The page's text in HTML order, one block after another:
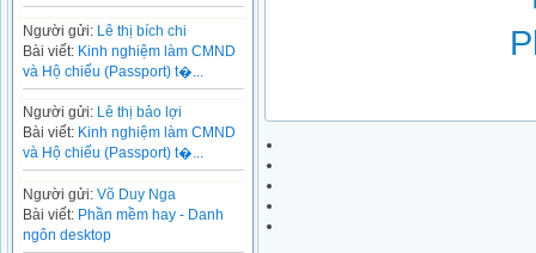
Người gửi: Lê thị bích chi
Bài viết: Kinh nghiệm làm CMND
và Hộ chiếu (Passport) t�...
Người gửi:
Lê thị bảo lợi
Bài viết: Kinh nghiệm làm CMND
và Hộ chiếu (Passport) t�...
Người gửi: Võ Duy Nga
Bài viết: Phần mềm hay - Danh
ngôn desktop